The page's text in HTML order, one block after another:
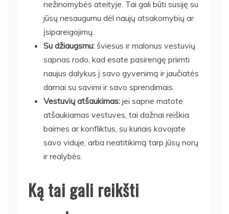
nežinomybės ateityje. Tai gali būti susiję su
jūsų nesaugumu dėl naujų atsakomybių ar
įsipareigojimų.
Su džiaugsmu: šviesus ir malonus vestuvių
sapnas rodo, kad esate pasirengę priimti
naujus dalykus į savo gyvenimą ir jaučiatės
darnai su savimi ir savo sprendimais.
Vestuvių atšaukimas: jei sapne matote
atšaukiamas vestuves, tai dažnai reiškia
baimes ar konfliktus, su kuriais kovojate
savo viduje, arba neatitikimą tarp jūsų norų
ir realybės.
Ką tai gali reikšti